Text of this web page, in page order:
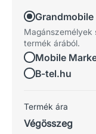
Grandmobile
termék árából.
Mobile
B-tel.hu
Termék ára
Végösszeg